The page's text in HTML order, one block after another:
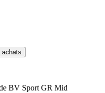
achats
BV Sport GR Mid